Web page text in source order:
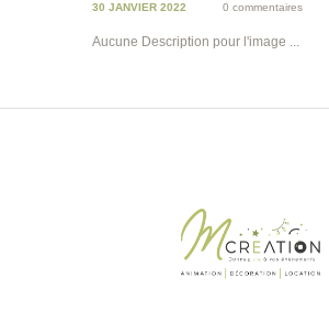
30 JANVIER 2022 0 commentaires
Aucune Description pour l'image ...